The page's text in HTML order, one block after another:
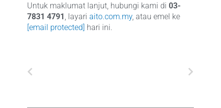
Untuk maklumat lanjut, hubungi kami di 03-
7831 4791, layari aito.com.my, atau emel ke
[email protected] hari ini.